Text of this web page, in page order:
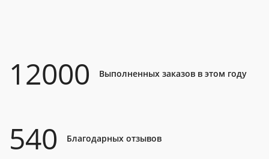
12000 Выполненных заказов в этом году
540 Благодарных отзывов